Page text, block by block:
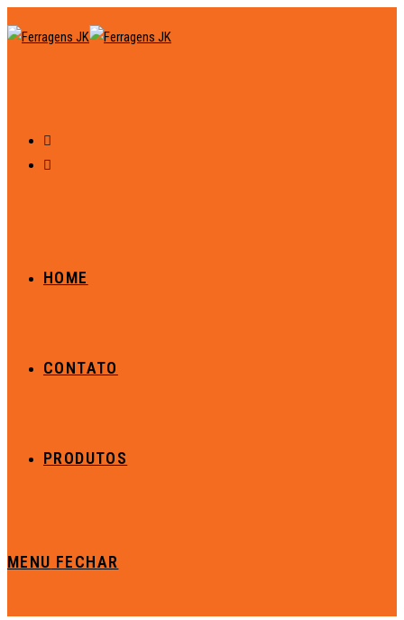
HOME
CONTATO
PRODUTOS
MENU FECHAR